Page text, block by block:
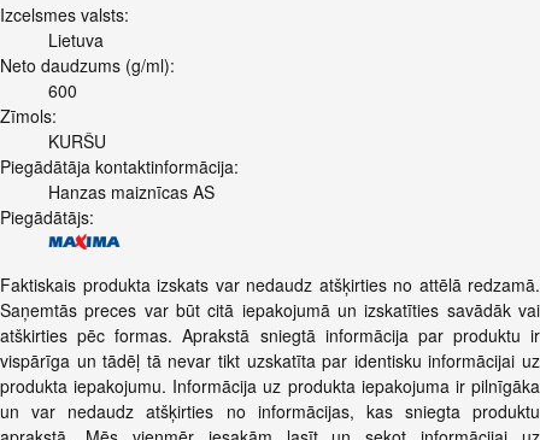
Izcelsmes valsts:
Lietuva
Neto daudzums (g/ml):
600
Zīmols:
KURŠU
Piegādātāja kontaktinformācija:
Hanzas maiznīcas AS
Piegādātājs:
Faktiskais produkta izskats var nedaudz atšķirties no attēlā redzamā.
Saņemtās preces var būt citā iepakojumā un izskatīties savādāk vai
atškirties pēc formas. Aprakstā sniegtā informācija par produktu ir
vispārīga un tādēļ tā nevar tikt uzskatīta par identisku informācijai uz
produkta iepakojumu. Informācija uz produkta iepakojuma ir pilnīgāka
un var nedaudz atšķirties no informācijas, kas sniegta produktu